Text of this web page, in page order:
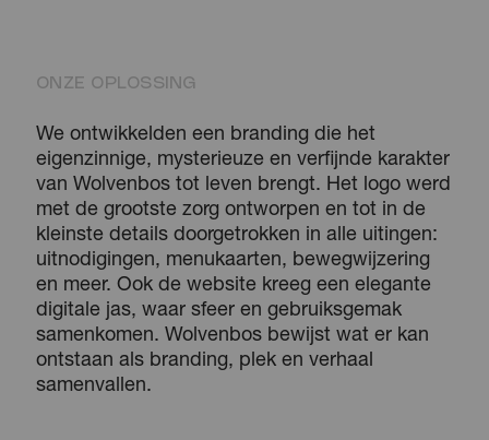
We ontwikkelden een branding die het
eigenzinnige, mysterieuze en verfijnde karakter
van Wolvenbos tot leven brengt. Het logo werd
met de grootste zorg ontworpen en tot in de
kleinste details doorgetrokken in alle uitingen:
uitnodigingen, menukaarten, bewegwijzering
en meer. Ook de website kreeg een elegante
digitale jas, waar sfeer en gebruiksgemak
samenkomen. Wolvenbos bewijst wat er kan
ontstaan als branding, plek en verhaal
samenvallen.
ONZE OPLOSSING